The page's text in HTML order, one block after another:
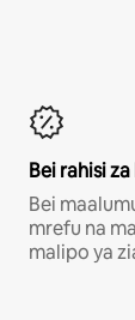
Bei rahisi
Bei
mrefu na
malipo ya